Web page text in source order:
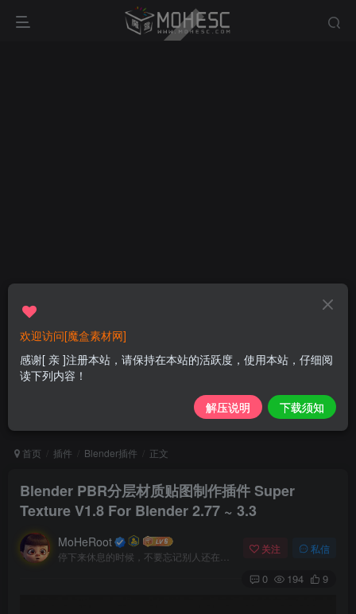
首页 插件 Blender插件 正文
Blender PBR分层材质贴图制作插件 Super
Texture V1.8 For Blender 2.77 ~ 3.3
MoHeRoot 关注 私信
0 194 9
欢迎访问[魔盒素材网]
感谢[ 亲 ]注册本站，请保持在本站的活跃度，使用本站，仔细阅
读下列内容！
解压说明 下载须知